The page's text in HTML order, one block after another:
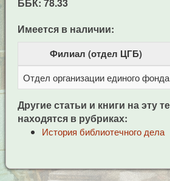
Имеется в наличии:
Филиал (отдел ЦГБ)
Отдел организации единого фонда
Другие статьи и книги на эту
находятся в рубриках:
История библиотечного дела